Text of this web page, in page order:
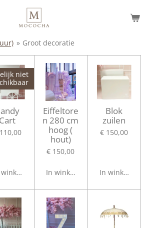
» Groot decoratie
niet
Cart
Eiffeltore
n 280 cm
hoog (
hout)
€ 150,00
In winkelwagen
Blok
zuilen
€ 150,00
In